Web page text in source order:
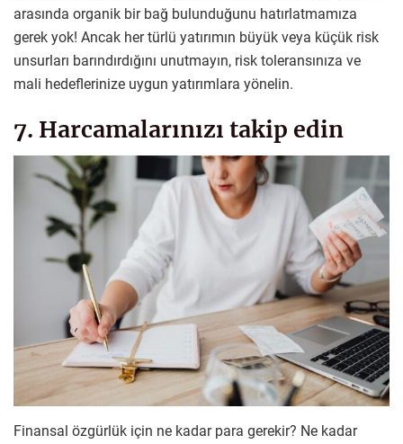
arasında organik bir bağ bulunduğunu hatırlatmamıza
gerek yok! Ancak her türlü yatırımın büyük veya küçük risk
unsurları barındırdığını unutmayın, risk toleransınıza ve
mali hedeflerinize uygun yatırımlara yönelin.
7. Harcamalarınızı takip edin
Finansal özgürlük için ne kadar para gerekir? Ne kadar